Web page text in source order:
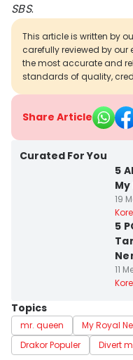
SBS.
This article is written by
carefully reviewed by our
the most accurate and
standards of quality,
Share Article
Curated For You
5
19
5
11
Topics
mr. queen My Royal
Drakor Populer
Divert